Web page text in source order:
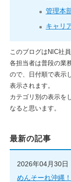
管理本
キャリ
このブログはNIC社
各担当者は普段の業
ので、日付順で表示
表示されます。
カテゴリ別の表示を
なると思います。
最新の記事
2026年04月30日
めんそーれ沖縄